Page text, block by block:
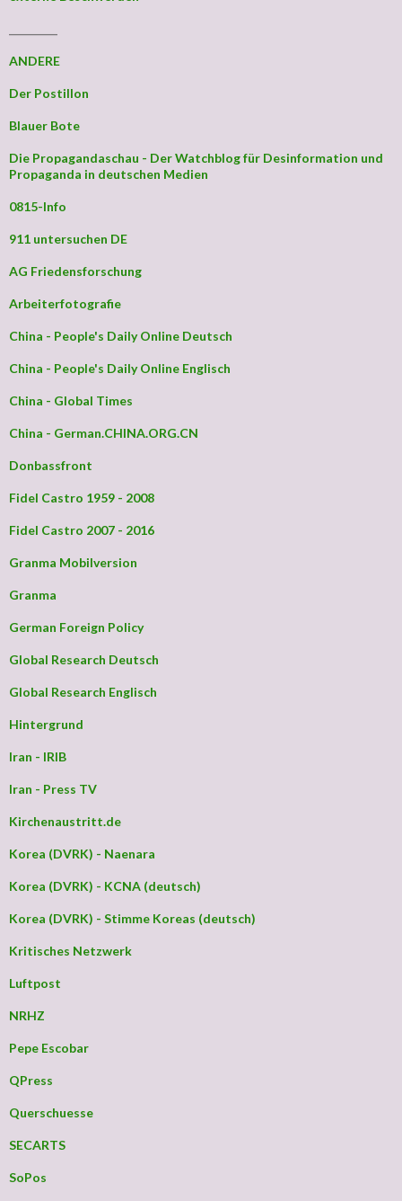
ANDERE
Der Postillon
Blauer Bote
Die Propagandaschau - Der Watchblog für Desinformation und
Propaganda in deutschen Medien
0815-Info
911 untersuchen DE
AG Friedensforschung
Arbeiterfotografie
China - People's Daily Online Deutsch
China - People's Daily Online Englisch
China - Global Times
China - German.CHINA.ORG.CN
Donbassfront
Fidel Castro 1959 - 2008
Fidel Castro 2007 - 2016
Granma Mobilversion
Granma
German Foreign Policy
Global Research Deutsch
Global Research Englisch
Hintergrund
Iran - IRIB
Iran - Press TV
Kirchenaustritt.de
Korea (DVRK) - Naenara
Korea (DVRK) - KCNA (deutsch)
Korea (DVRK) - Stimme Koreas (deutsch)
Kritisches Netzwerk
Luftpost
NRHZ
Pepe Escobar
QPress
Querschuesse
SECARTS
SoPos